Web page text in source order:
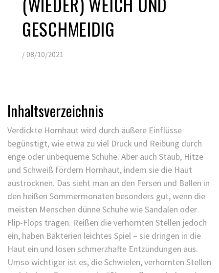
ESCHMEIDIG
/08/10/2021
Inhaltsverzeichnis
Verdickte Hornhaut wird durch äußere Einflüsse
begünstigt, wie etwa zu viel Druck und Reibung durch
enge oder unbequeme Schuhe. Aber auch Staub, Hitze
und Schweiß fördern Hornhaut, indem sie die Haut
austrocknen. Das sieht man an den Fersen und Ballen in
den heißen Sommermonaten besonders gut, wenn die
meisten Menschen dünne Schuhe wie Sandalen oder
Flip-Flops tragen. Reißen die verhornten Stellen jedoch
ein, haben Bakterien leichtes Spiel – sie dringen in die
Haut ein und lösen schmerzhafte Entzündungen aus.
Umso wichtiger ist es, die Schwielen, verhornten Stellen